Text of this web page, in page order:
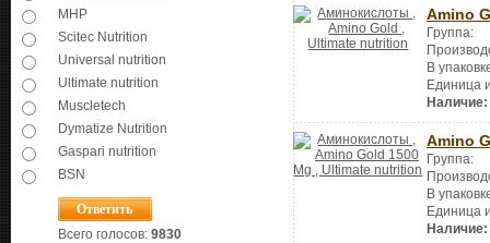
MHP
Scitec Nutrition
Universal nutrition
Ultimate nutrition
Muscletech
Dymatize Nutrition
Gaspari nutrition
BSN
Всего голосов: 9830
Amino
Группа:
В
Единица
Наличие:
Amino
Группа:
В
Единица
Наличие: